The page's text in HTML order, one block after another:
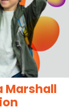
Marshall